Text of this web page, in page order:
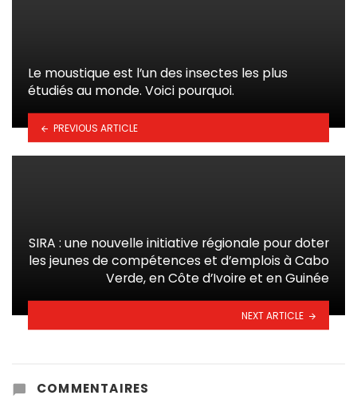
Le moustique est l’un des insectes les plus
étudiés au monde. Voici pourquoi.
PREVIOUS ARTICLE
SIRA : une nouvelle initiative régionale pour doter
les jeunes de compétences et d’emplois à Cabo
Verde, en Côte d’Ivoire et en Guinée
NEXT ARTICLE
COMMENTAIRES